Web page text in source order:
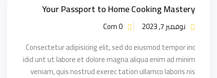
Your Passport to Home Cooking Mastery
نوفمبر 7, 2023
Com 0
Consectetur adipisicing elit, sed do eiusmod tempor inc
idid unt ut labore et dolore magna aliqua enim ad minim
veniam, quis nostrud exerec tation ullamco laboris nis
ليس لديك حساب ؟تسجيل الدخول